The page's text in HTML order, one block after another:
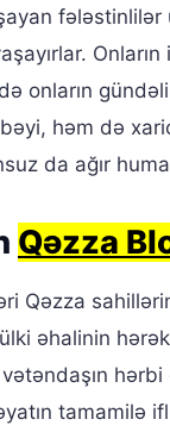
onların
həm də
da ağır
Qəzza
Qəzza
əhalinin
tamamilə